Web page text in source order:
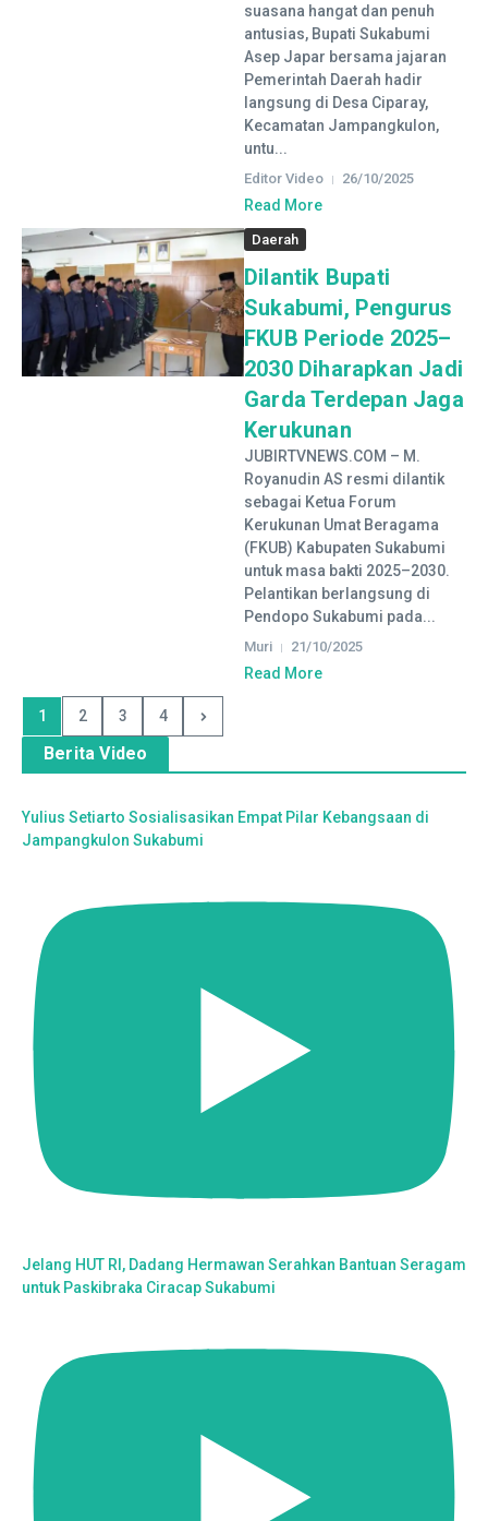
suasana hangat dan penuh
antusias, Bupati Sukabumi
Asep Japar bersama jajaran
Pemerintah Daerah hadir
langsung di Desa Ciparay,
Kecamatan Jampangkulon,
untu...
Editor Video 26/10/2025
Read More
Daerah
Dilantik Bupati
Sukabumi, Pengurus
FKUB Periode 2025–
2030 Diharapkan Jadi
Garda Terdepan Jaga
Kerukunan
JUBIRTVNEWS.COM – M.
Royanudin AS resmi dilantik
sebagai Ketua Forum
Kerukunan Umat Beragama
(FKUB) Kabupaten Sukabumi
untuk masa bakti 2025–2030.
Pelantikan berlangsung di
Pendopo Sukabumi pada...
Muri 21/10/2025
Read More
1 2 3 4
Berita Video
Yulius Setiarto Sosialisasikan Empat Pilar Kebangsaan di
Jampangkulon Sukabumi
Jelang HUT RI, Dadang Hermawan Serahkan Bantuan Seragam
untuk Paskibraka Ciracap Sukabumi